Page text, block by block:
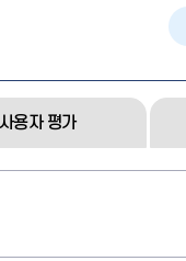
사용자 평가